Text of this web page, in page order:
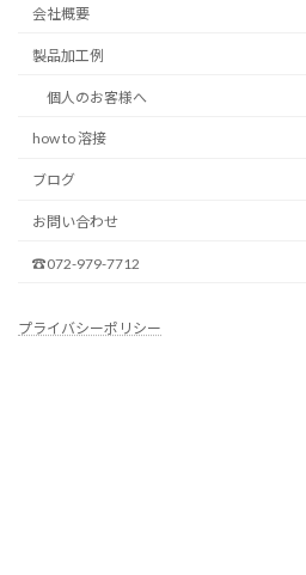
会社概要
製品加工例
個人のお客様へ
how to 溶接
ブログ
お問い合わせ
☎072-979-7712
プライバシーポリシー